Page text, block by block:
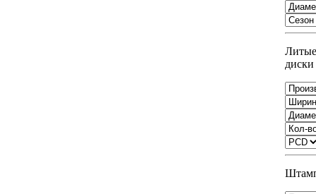
Литые
диски